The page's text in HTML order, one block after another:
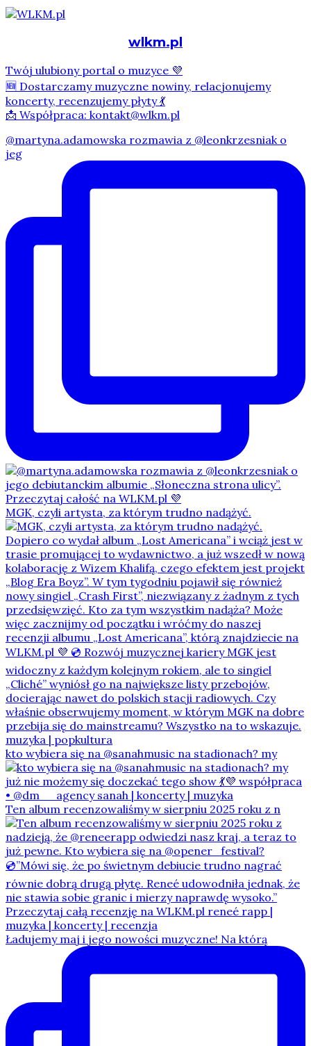
wlkm.pl
Twój ulubiony portal o muzyce 💜
🆕 Dostarczamy muzyczne nowiny, relacjonujemy
koncerty, recenzujemy płyty 💃
📩 Współpraca: kontakt@wlkm.pl
@martyna.adamowska rozmawia z @leonkrzesniak o
jeg
MGK, czyli artysta, za którym trudno nadążyć.
kto wybiera się na @sanahmusic na stadionach? my
Ten album recenzowaliśmy w sierpniu 2025 roku z n
Ładujemy maj i jego nowości muzyczne! Na którą